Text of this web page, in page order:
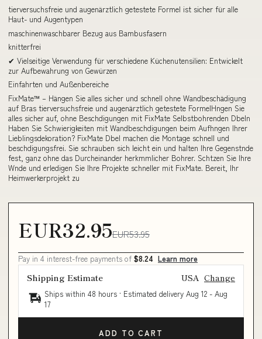
tierversuchsfreie und augenärztlich getestete Formel ist sicher für alle
Haut- und Augentypen
maschinenwaschbarer Bezug aus Bambusfasern
knitterfrei
✔ Vielseitige Verwendung für verschiedene Küchenutensilien: Entwickelt
zur Aufbewahrung von Gewürzen
Einfahrten und Außenbereiche
FixMate™ – Hängen Sie alles sicher und schnell ohne Wandbeschädigung
auf Bras tierversuchsfreie und augenärztlich getestete FormelHngen Sie
alles sicher auf, ohne Beschdigungen mit FixMate Selbstbohrenden Dbeln
Haben Sie Schwierigkeiten mit Wandbeschdigungen beim Aufhngen Ihrer
Lieblingsdekoration? FixMate Dbel machen die Montage schnell und
beschdigungsfrei. Sie schrauben sich leicht ein und halten Ihre Gegenstnde
fest, ganz ohne das Durcheinander herkmmlicher Bohrer. Schtzen Sie Ihre
Wnde und erledigen Sie Ihre Projekte schneller mit FixMate. Bereit, Ihr
Heimwerkerprojekt zu
EUR32.95EUR53.95
Pay in 4 interest-free payments of $8.24 Learn more
Shipping Estimate USA Change
Ships within 48 hours · Estimated delivery Aug 12 - Aug
17
ADD TO CART